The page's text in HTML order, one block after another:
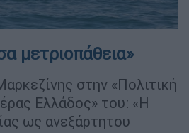
μετριοπάθεια»
στην «Πολιτική
Ελλάδος» του: «Η
ως ανεξάρτητου